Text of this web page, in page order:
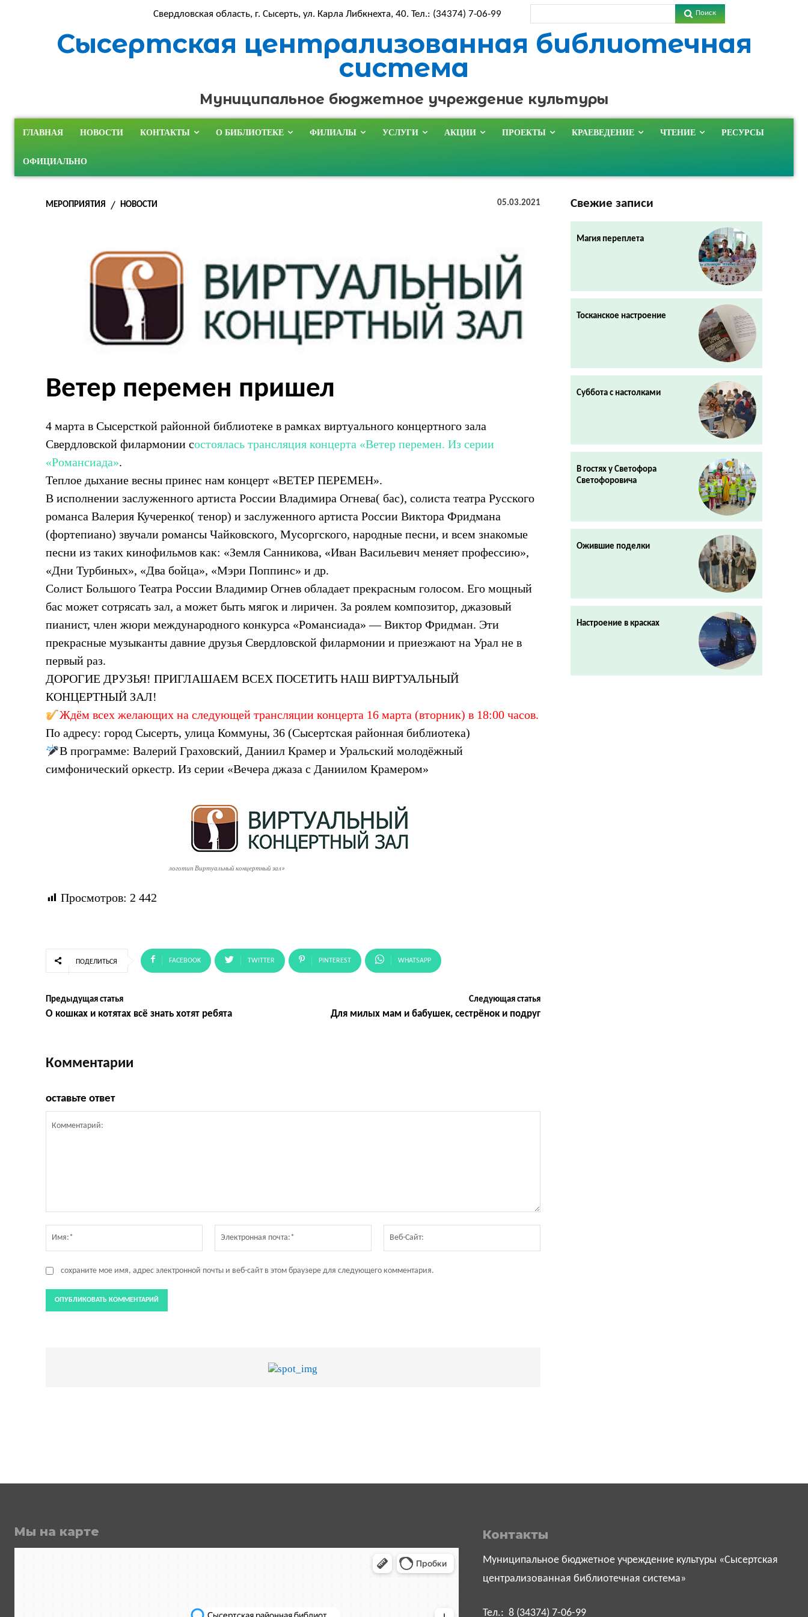
Свердловская область, г. Сысерть, ул. Карла Либкнехта, 40. Тел.: (34374) 7-06-99 Поиск
Сысертская централизованная библиотечная
система
Муниципальное бюджетное учреждение культуры
ГЛАВНАЯ НОВОСТИ КОНТАКТЫ О БИБЛИОТЕКЕ ФИЛИАЛЫ УСЛУГИ АКЦИИ ПРОЕКТЫ КРАЕВЕДЕНИЕ ЧТЕНИЕ РЕСУРСЫ
ОФИЦИАЛЬНО
МЕРОПРИЯТИЯ НОВОСТИ 05.03.2021
Ветер перемен пришел
4 марта в Сысерсткой районной библиотеке в рамках виртуального концертного зала
Свердловской филармонии состоялась трансляция концерта «Ветер перемен. Из серии
«Романсиада».
Теплое дыхание весны принес нам концерт «ВЕТЕР ПЕРЕМЕН».
В исполнении заслуженного артиста России Владимира Огнева( бас), солиста театра Русского
романса Валерия Кучеренко( тенор) и заслуженного артиста России Виктора Фридмана
(фортепиано) звучали романсы Чайковского, Мусоргского, народные песни, и всем знакомые
песни из таких кинофильмов как: «Земля Санникова, «Иван Васильевич меняет профессию»,
«Дни Турбиных», «Два бойца», «Мэри Поппинс» и др.
Солист Большого Театра России Владимир Огнев обладает прекрасным голосом. Его мощный
бас может сотрясать зал, а может быть мягок и лиричен. За роялем композитор, джазовый
пианист, член жюри международного конкурса «Романсиада» — Виктор Фридман. Эти
прекрасные музыканты давние друзья Свердловской филармонии и приезжают на Урал не в
первый раз.
ДОРОГИЕ ДРУЗЬЯ! ПРИГЛАШАЕМ ВСЕХ ПОСЕТИТЬ НАШ ВИРТУАЛЬНЫЙ
КОНЦЕРТНЫЙ ЗАЛ!
Ждём всех желающих на следующей трансляции концерта 16 марта (вторник) в 18:00 часов.
По адресу: город Сысерть, улица Коммуны, 36 (Сысертская районная библиотека)
В программе: Валерий Граховский, Даниил Крамер и Уральский молодёжный
симфонический оркестр. Из серии «Вечера джаза с Даниилом Крамером»
логотип Виртуальный концертный зал»
Просмотров: 2 442
ПОДЕЛИТЬСЯ FACEBOOK TWITTER PINTEREST WHATSAPP
Предыдущая статья
О кошках и котятах всё знать хотят ребята
Следующая статья
Для милых мам и бабушек, сестрёнок и подруг
Комментарии
оставьте ответ
почта:*
сохраните мое имя, адрес электронной почты и веб-сайт в этом браузере для следующего комментария.
Свежие записи
Магия переплета
Тосканское настроение
Суббота с настолками
В гостях у Светофора
Светофоровича
Ожившие поделки
Настроение в красках
Мы на карте Контакты
Муниципальное бюджетное учреждение культуры «Сысертская
централизованная библиотечная система»
Тел.: 8 (34374) 7-06-99